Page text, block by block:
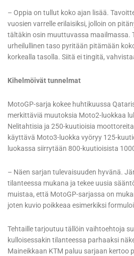
– Oppia on tullut koko ajan lisää.
vuosien varrelle erilaisiksi, jolloin on
tältäkin osin muuttuvassa maailmassa.
urheilullinen taso pyritään pitämään
korkealla tasolla. Siitä ei tingitä,
Kihelmöivät tunnelmat
MotoGP-sarja kokee huhtikuussa
merkittäviä muutoksia Moto2-luokkaa
Nelitahtisia ja 250-kuutioisia
käyttävä Moto3-luokka vyöryy 125-
luokassa siirrytään 800-kuutioisista
– Näen sarjan tulevaisuuden hyvänä.
tilanteessa mukana ja tekee uusia
muistaa, että MotoGP-sarjassa on
joten kuvio poikkeaa esimerkiksi
Tehtaille tarjoutuu tällöin vaihtoehtoja
kulloisessakin tilanteessa parhaaksi
Maineikkaan KTM paluu sarjaan kertoo